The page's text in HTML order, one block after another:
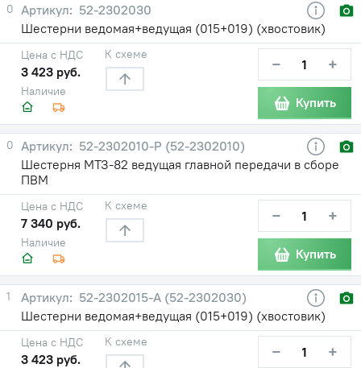
0
52-2302030
Шестерни ведомая+ведущая (015+019) (хвостовик)
Наличие
Цена с НДС
3 423 руб.
К схеме − +
Купить
0
52-2302010-Р (52-2302010)
Шестерня МТЗ-82 ведущая главной передачи в сборе
ПВМ
Наличие
Цена с НДС
7 340 руб.
К схеме − +
Купить
1
52-2302015-А (52-2302030)
Шестерни ведомая+ведущая (015+019) (хвостовик)
Цена с НДС
3 423 руб.
К схеме − +